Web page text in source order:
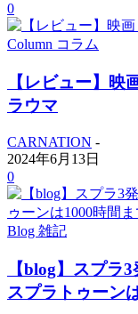
0
Column コラム
【レビュー】映
ラウマ
CARNATION -
2024年6月13日
0
Blog 雑記
【blog】スプラ
スプラトゥーン